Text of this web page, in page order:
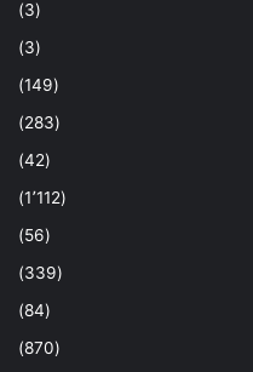
(3)
(3)
(149)
(283)
(42)
(1٬112)
(56)
(339)
(84)
(870)